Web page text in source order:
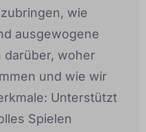
wie
ausgewogene
darüber, woher
und wie wir
Unterstützt
Spielen